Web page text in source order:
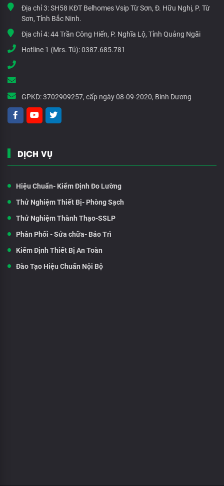
Địa chỉ 3:SH58 KĐT Belhomes Vsip Từ Sơn, Đ. Hữu Nghị, P. Từ
Sơn, Tỉnh Bắc Ninh.
Địa chỉ 4:44 Trần Công Hiến, P. Nghĩa Lộ, Tỉnh Quảng Ngãi
Hotline 1 (Mrs. Tú):0387.685.781
GPKD:3702909257, cấp ngày 08-09-2020, Bình Dương
DỊCH VỤ
Hiệu Chuẩn- Kiểm Định Đo Lường
Thử Nghiệm Thiết Bị- Phòng Sạch
Thử Nghiệm Thành Thạo-SSLP
Phân Phối - Sửa chữa- Bảo Trì
Kiểm Định Thiết Bị An Toàn
Đào Tạo Hiệu Chuẩn Nội Bộ